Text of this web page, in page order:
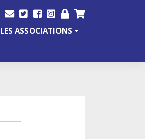
LES ASSOCIATIONS